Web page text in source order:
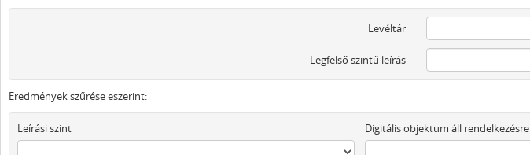
Levéltár
Legfelső szintű leírás
Eredmények szűrése eszerint:
Leírási szint Digitális objektum áll rendelkezésre